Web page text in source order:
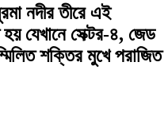
নদীর তীরে এই
যেখানে সেক্টর-৪, জেড
শক্তির মুখে পরাজিত